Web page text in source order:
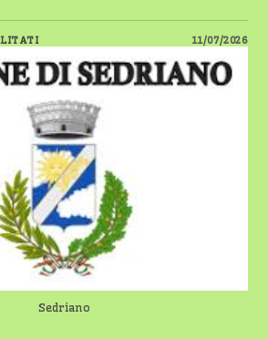
SU
SEDRIANO,
DOMENICA
12
LUGLIO
TORNA
IL
MERCATINO
DELLE
PULCI
11/07/2026
Sedriano